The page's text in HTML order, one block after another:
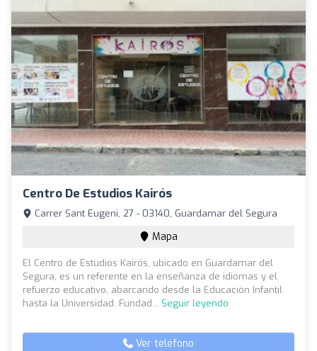
Centro De Estudios Kairós
Carrer Sant Eugeni, 27 - 03140, Guardamar del Segura
Mapa
El Centro de Estudios Kairós, ubicado en Guardamar del
Segura, es un referente en la enseñanza de idiomas y el
refuerzo educativo, abarcando desde la Educación Infantil
hasta la Universidad. Fundad... Seguir leyendo
Ver teléfono